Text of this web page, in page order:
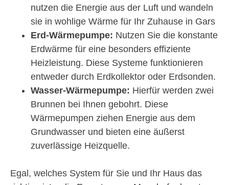
nutzen die Energie aus der Luft und wandeln
sie in wohlige Wärme für Ihr Zuhause in Gars
Erd-Wärmepumpe: Nutzen Sie die konstante
Erdwärme für eine besonders effiziente
Heizleistung. Diese Systeme funktionieren
entweder durch Erdkollektor oder Erdsonden.
Wasser-Wärmepumpe: Hierfür werden zwei
Brunnen bei Ihnen gebohrt. Diese
Wärmepumpen ziehen Energie aus dem
Grundwasser und bieten eine äußerst
zuverlässige Heizquelle.
Egal, welches System für Sie und Ihr Haus das